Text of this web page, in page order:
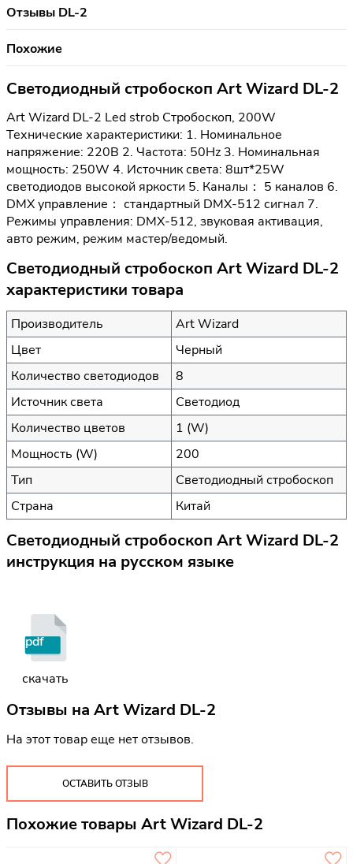
Отзывы DL-2
Похожие
Светодиодный стробоскоп Art Wizard DL-2
Art Wizard DL-2 Led strob Стробоскоп, 200W
Технические характеристики: 1. Номинальное
напряжение: 220В 2. Частота: 50Hz 3. Номинальная
мощность: 250W 4. Источник света: 8шт*25W
светодиодов высокой яркости 5. Каналы： 5 каналов 6.
DMX управление： стандартный DMX-512 сигнал 7.
Режимы управления: DMX-512, звуковая активация,
авто режим, режим мастер/ведомый.
Светодиодный стробоскоп Art Wizard DL-2
характеристики товара
Производитель
Art Wizard
Цвет
Черный
Количество светодиодов
8
Источник света
Светодиод
Количество цветов
1 (W)
Мощность (W)
200
Тип
Светодиодный стробоскоп
Страна
Китай
Светодиодный стробоскоп Art Wizard DL-2
инструкция на русском языке
pdf
скачать
Отзывы на Art Wizard DL-2
На этот товар еще нет отзывов.
ОСТАВИТЬ ОТЗЫВ
Похожие товары Art Wizard DL-2